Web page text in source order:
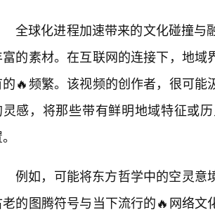
全球化进程加速带来的文化碰撞与
富的素材。在互联网的连接下，地
的🔥频繁。该视频的创作者，很可
灵感，将那些带有鲜明地域特征或
例如，可能将东方哲学中的空灵意
老的图腾符号与当下流行的🔥网络